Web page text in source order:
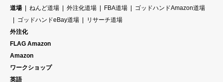
道場
ねんど道場 外注化道場 FBA道場
ゴッドハンドAmazon道場
ゴッドハンドeBay道場
リサーチ道場
外注化
FLAG Amazon
Amazon
ワークショップ
英語